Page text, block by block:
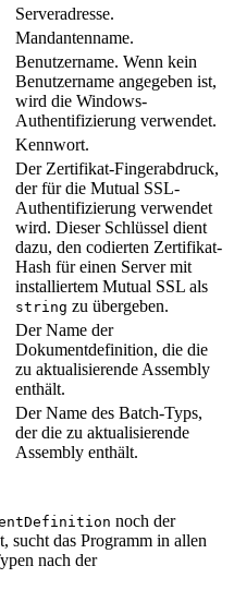
Serveradresse.
Mandantenname.
Benutzername. Wenn kein
Benutzername angegeben ist,
wird die Windows-
Authentifizierung verwendet.
Kennwort.
Der Zertifikat-Fingerabdruck,
der für die Mutual SSL-
Authentifizierung verwendet
wird. Dieser Schlüssel dient
dazu, den codierten Zertifikat-
Hash für einen Server mit
installiertem Mutual SSL als
string zu übergeben.
Der Name der
Dokumentdefinition, die die
zu aktualisierende Assembly
enthält.
Der Name des Batch-Typs,
der die zu aktualisierende
Assembly enthält.
noch der
sucht das Programm in allen
nach der